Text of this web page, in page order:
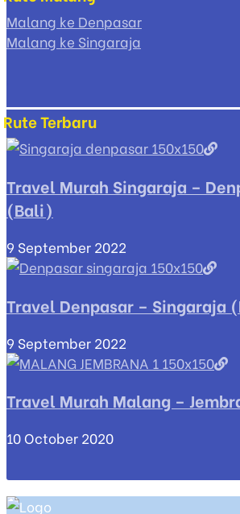
Malang ke Denpasar
Malang ke Singaraja
Rute Terbaru
Travel Murah Singaraja –
(Bali)
9 September 2022
Travel Denpasar – Singaraja
9 September 2022
Travel Murah Malang –
10 October 2020